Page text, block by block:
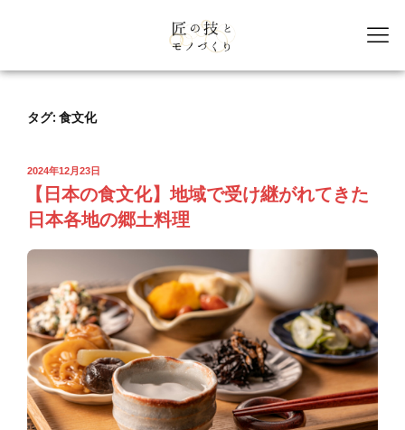
タグ: 食文化
2024年12月23日
【日本の食文化】地域で受け継がれてきた
日本各地の郷土料理